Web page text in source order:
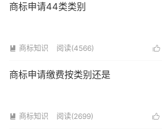
商标申请44类类别
 商标知识 阅读(4566) 
商标申请缴费按类别还是
 商标知识 阅读(2699) 